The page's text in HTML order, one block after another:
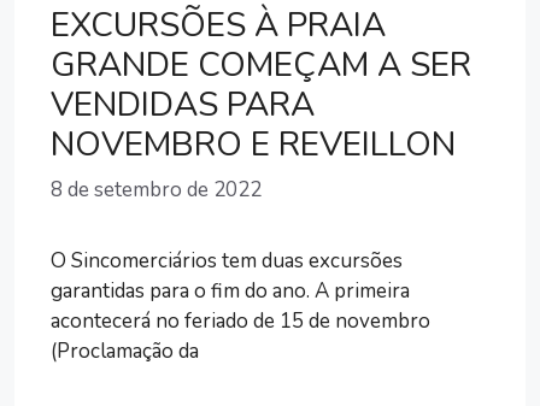
EXCURSÕES À PRAIA
GRANDE COMEÇAM A SER
VENDIDAS PARA
NOVEMBRO E REVEILLON
8 de setembro de 2022
O Sincomerciários tem duas excursões
garantidas para o fim do ano. A primeira
acontecerá no feriado de 15 de novembro
(Proclamação da